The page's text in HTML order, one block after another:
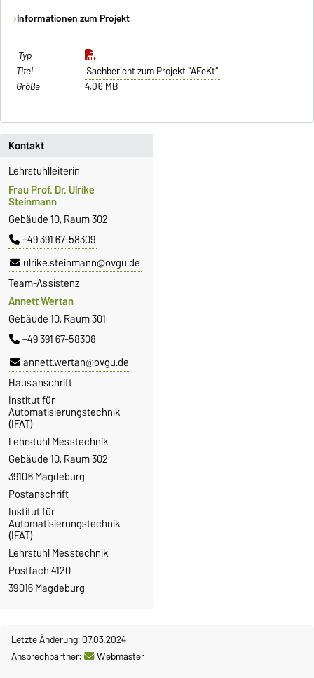
Informationen zum Projekt
Sachbericht zum Projekt "AFeKt"
4.06 MB
Kontakt
Lehrstuhlleiterin
Frau Prof. Dr. Ulrike
Steinmann
Gebäude 10, Raum 302
+49 391 67-58309
ulrike.steinmann@ovgu.de
Team-Assistenz
Annett Wertan
Gebäude 10, Raum 301
+49 391 67-58308
annett.wertan@ovgu.de
Hausanschrift
Institut für
Automatisierungstechnik
(IFAT)
Lehrstuhl Messtechnik
Gebäude 10, Raum 302
39106 Magdeburg
Postanschrift
Institut für
Automatisierungstechnik
(IFAT)
Lehrstuhl Messtechnik
Postfach 4120
39016 Magdeburg
Letzte Änderung: 07.03.2024
Ansprechpartner:
Webmaster